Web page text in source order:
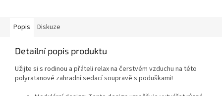
Popis Diskuze
Detailní popis produktu
Užijte si s rodinou a přáteli relax na čerstvém vzduchu na této
polyratanové zahradní sedací soupravě s poduškami!